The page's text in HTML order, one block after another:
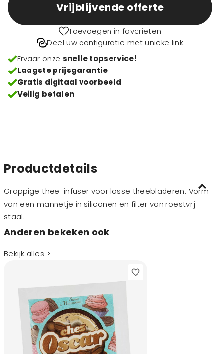
Vrijblijvende offerte
Toevoegen in favorieten
Deel uw configuratie met unieke link
Ervaar onze snelle topservice!
Laagste prijsgarantie
Gratis digitaal voorbeeld
Veilig betalen
Productdetails
Grappige thee-infuser voor losse theebladeren. Vorm
van een mannetje in siliconen en filter van roestvrij
staal.
Anderen bekeken ook
Bekijk alles >